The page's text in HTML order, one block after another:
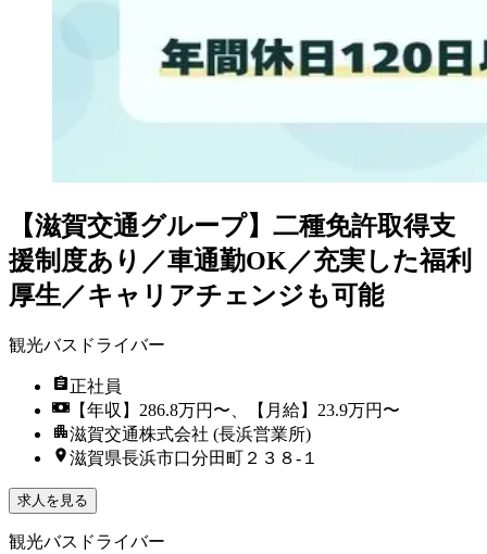
【滋賀交通グループ】二種免許取得支
援制度あり／車通勤OK／充実した福利
厚生／キャリアチェンジも可能
観光バスドライバー
正社員
【年収】286.8万円〜、【月給】23.9万円〜
滋賀交通株式会社 (長浜営業所)
滋賀県長浜市口分田町２３８-１
求人を見る
観光バスドライバー